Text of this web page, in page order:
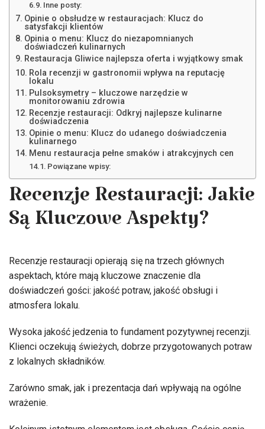
Inne posty:
Opinie o obsłudze w restauracjach: Klucz do
satysfakcji klientów
Opinia o menu: Klucz do niezapomnianych
doświadczeń kulinarnych
Restauracja Gliwice najlepsza oferta i wyjątkowy smak
Rola recenzji w gastronomii wpływa na reputację
lokalu
Pulsoksymetry – kluczowe narzędzie w
monitorowaniu zdrowia
Recenzje restauracji: Odkryj najlepsze kulinarne
doświadczenia
Opinie o menu: Klucz do udanego doświadczenia
kulinarnego
Menu restauracja pełne smaków i atrakcyjnych cen
Powiązane wpisy:
Recenzje Restauracji: Jakie
Są Kluczowe Aspekty?
Recenzje restauracji opierają się na trzech głównych
aspektach, które mają kluczowe znaczenie dla
doświadczeń gości: jakość potraw, jakość obsługi i
atmosfera lokalu.
Wysoka jakość jedzenia to fundament pozytywnej recenzji.
Klienci oczekują świeżych, dobrze przygotowanych potraw
z lokalnych składników.
Zarówno smak, jak i prezentacja dań wpływają na ogólne
wrażenie.